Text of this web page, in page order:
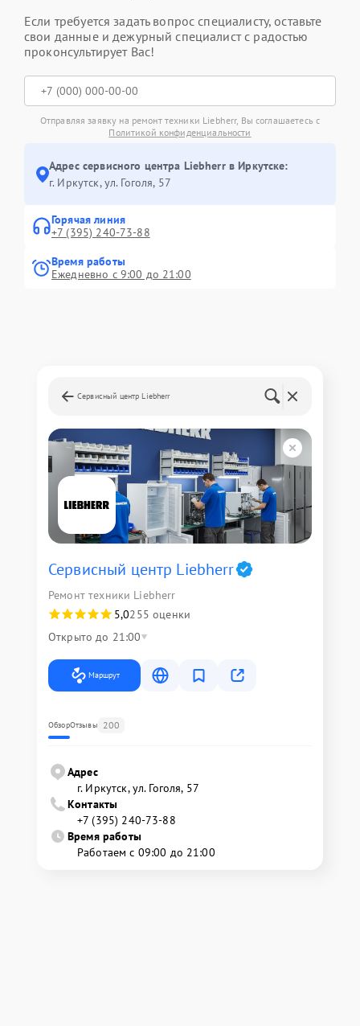
Если требуется задать вопрос специалисту, оставьте
свои данные и дежурный специалист с радостью
проконсультирует Вас!
Отправляя заявку на ремонт техники Liebherr, Вы соглашаетесь с
Политикой конфиденциальности
Адрес сервисного центра Liebherr в Иркутске:
г. Иркутск, ул. ​Гоголя, 57
Горячая линия
+7 (395) 240-73-88
Время работы
Ежедневно с 9:00 до 21:00
Сервисный центр Liebherr
Сервисный центр Liebherr
Ремонт техники Liebherr
5,0255 оценки
Открыто до 21:00
Маршрут
ОбзорОтзывы 200
Адрес
г. Иркутск, ул. ​Гоголя, 57
Контакты
+7 (395) 240-73-88
Время работы
Работаем с 09:00 до 21:00